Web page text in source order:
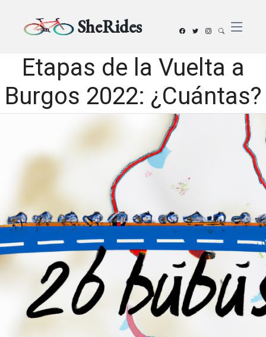
SheRides
Etapas de la Vuelta a
Burgos 2022: ¿Cuántas?